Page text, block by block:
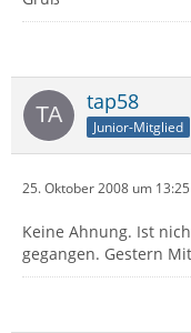
tap58
Junior-Mitglied
25. Oktober 2008 um 13:25
Keine Ahnung. Ist
gegangen. Gestern